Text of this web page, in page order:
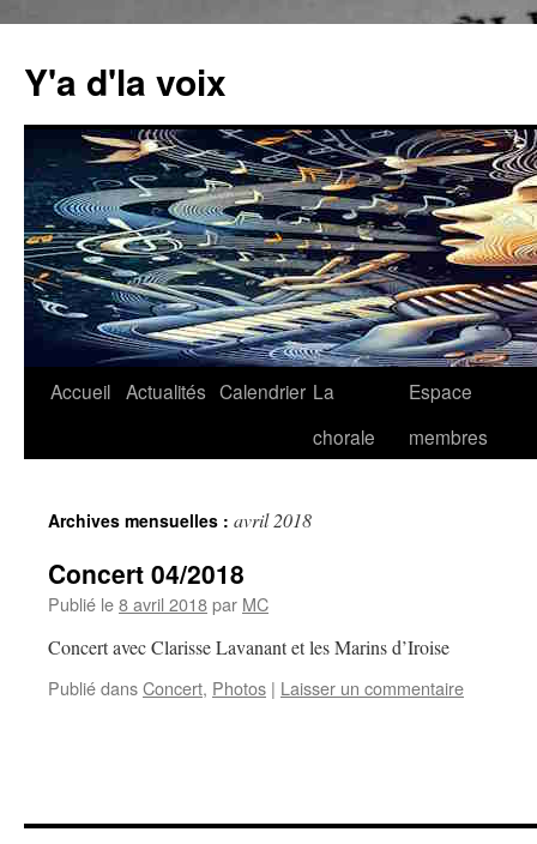
contenu
Y'a d'la voix
Accueil Actualités Calendrier La
chorale
Espace
membres
Archives mensuelles : avril 2018
Concert 04/2018
Publié le8 avril 2018par MC
Concert avec Clarisse Lavanant et les Marins d’Iroise
Publié dansConcert, Photos | Laisser un commentaire